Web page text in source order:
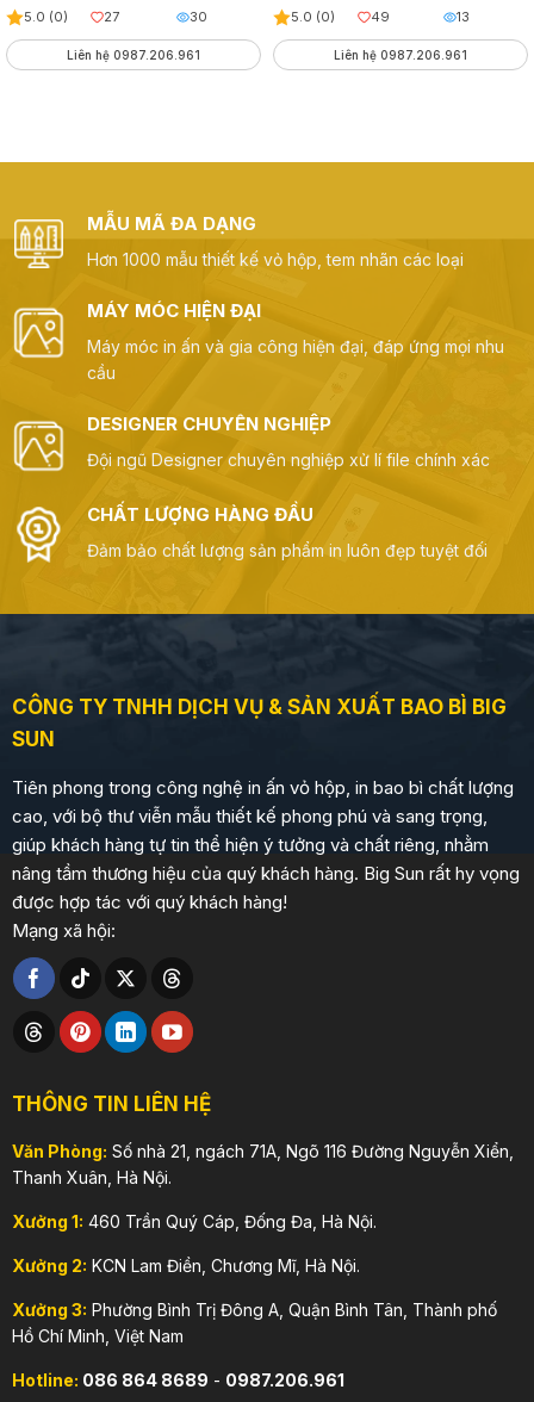
5.0 (0) 27 30
Liên hệ 0987.206.961
5.0 (0) 49 13
Liên hệ 0987.206.961
MẪU MÃ ĐA DẠNG
Hơn 1000 mẫu thiết kế vỏ hộp, tem nhãn các loại
MÁY MÓC HIỆN ĐẠI
Máy móc in ấn và gia công hiện đại, đáp ứng mọi nhu
cầu
DESIGNER CHUYÊN NGHIỆP
Đội ngũ Designer chuyên nghiệp xử lí file chính xác
CHẤT LƯỢNG HÀNG ĐẦU
Đảm bảo chất lượng sản phẩm in luôn đẹp tuyệt đối
CÔNG TY TNHH DỊCH VỤ & SẢN XUẤT BAO BÌ BIG
SUN
Tiên phong trong công nghệ in ấn vỏ hộp, in bao bì chất lượng
cao, với bộ thư viễn mẫu thiết kế phong phú và sang trọng,
giúp khách hàng tự tin thể hiện ý tưởng và chất riêng, nhằm
nâng tầm thương hiệu của quý khách hàng. Big Sun rất hy vọng
được hợp tác với quý khách hàng!
Mạng xã hội:
THÔNG TIN LIÊN HỆ
Văn Phòng: Số nhà 21, ngách 71A, Ngõ 116 Đường Nguyễn Xiển,
Thanh Xuân, Hà Nội.
Xưởng 1: 460 Trần Quý Cáp, Đống Đa, Hà Nội.
Xưởng 2: KCN Lam Điền, Chương Mĩ, Hà Nội.
Xưởng 3: Phường Bình Trị Đông A, Quận Bình Tân, Thành phố
Hồ Chí Minh, Việt Nam
Hotline: 086 864 8689 - 0987.206.961